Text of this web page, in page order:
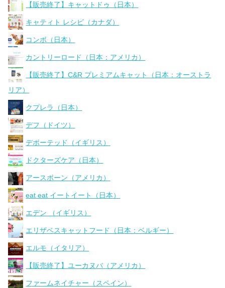
【販売終了】キャットドゥ（日本）
キャティト レシピ（カナダ）
コンボ（日本）
カントリーロード（日本：アメリカ）
【販売終了】C&R プレミアムキャット（日本：オーストラ
リア）
クプレラ（日本）
デフ（ドイツ）
デボーテッド（イギリス）
ドクターズケア（日本）
アースボーン（アメリカ）
eat eat イートイート（日本）
エデン （イギリス）
エリザベスキャットフード（日本：ベルギー）
エルモ（イタリア）
【販売終了】ユーカヌバ（アメリカ）
ファームネイチャー（スペイン）